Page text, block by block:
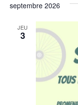
septembre 2026
JEU
3